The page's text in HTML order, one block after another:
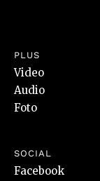
PLUS
Video
Audio
Foto
SOCIAL
Facebook